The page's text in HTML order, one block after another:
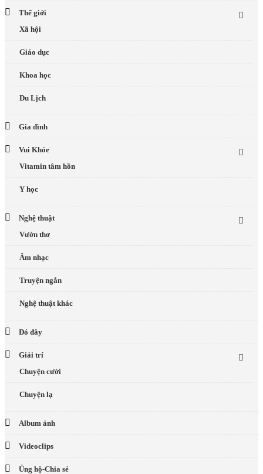
Thế giới
Xã hội
Giáo dục
Khoa học
Du Lịch
Gia đình
Vui Khỏe
Vitamin tâm hồn
Y học
Nghệ thuật
Vườn thơ
Âm nhạc
Truyện ngắn
Nghệ thuật khác
Đó đây
Giải trí
Chuyện cười
Chuyện lạ
Album ảnh
Videoclips
Ủng hộ-Chia sẻ